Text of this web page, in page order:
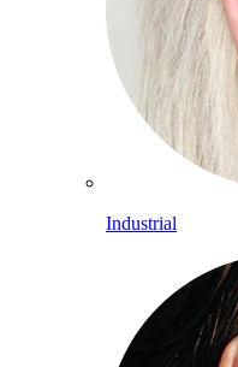
Industrial